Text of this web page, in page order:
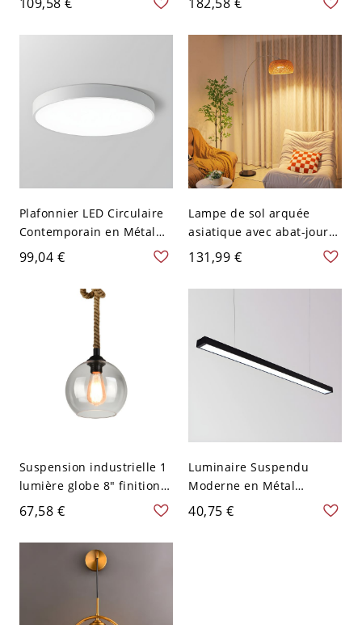
(42 cm)
verre clair - 110 V-120 V
59,69 cm
Plafonnier LED Circulaire
Contemporain en Métal
Luminaire Encastré pour
Chambre - Blanc 110 V-
120 V 22,86 cm Blanc
99,04 €
Lampe de sol arquée
asiatique avec abat-jour
en bambou tissé et corps
de lampe en acier
inoxydable - 110 V-120 V
30,16 cm
131,99 €
Suspension industrielle 1
lumière globe 8" finition
beige verre transparent
avec tige corde
67,58 €
Luminaire Suspendu
Moderne en Métal
Suspension LED en Forme
Rectangulaire pour
40,75 €